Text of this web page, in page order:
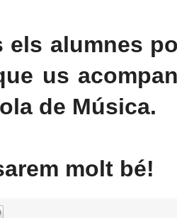
els alumnes
us
de Música.
molt bé!